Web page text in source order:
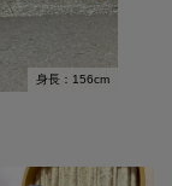
身長：156cm